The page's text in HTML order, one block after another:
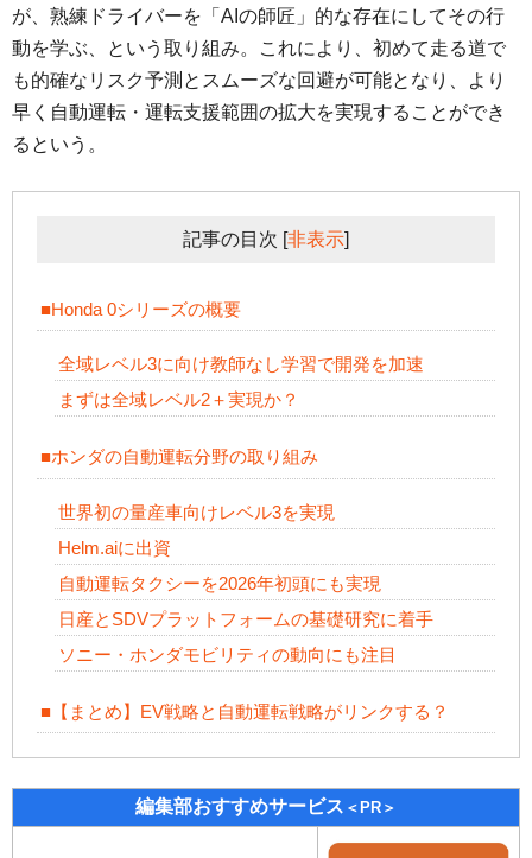
が、熟練ドライバーを「AIの師匠」的な存在にしてその行
動を学ぶ、という取り組み。これにより、初めて走る道で
も的確なリスク予測とスムーズな回避が可能となり、より
早く自動運転・運転支援範囲の拡大を実現することができ
るという。
記事の目次 [非表示]
■Honda 0シリーズの概要
全域レベル3に向け教師なし学習で開発を加速
まずは全域レベル2＋実現か？
■ホンダの自動運転分野の取り組み
世界初の量産車向けレベル3を実現
Helm.aiに出資
自動運転タクシーを2026年初頭にも実現
日産とSDVプラットフォームの基礎研究に着手
ソニー・ホンダモビリティの動向にも注目
■【まとめ】EV戦略と自動運転戦略がリンクする？
編集部おすすめサービス ＜PR＞